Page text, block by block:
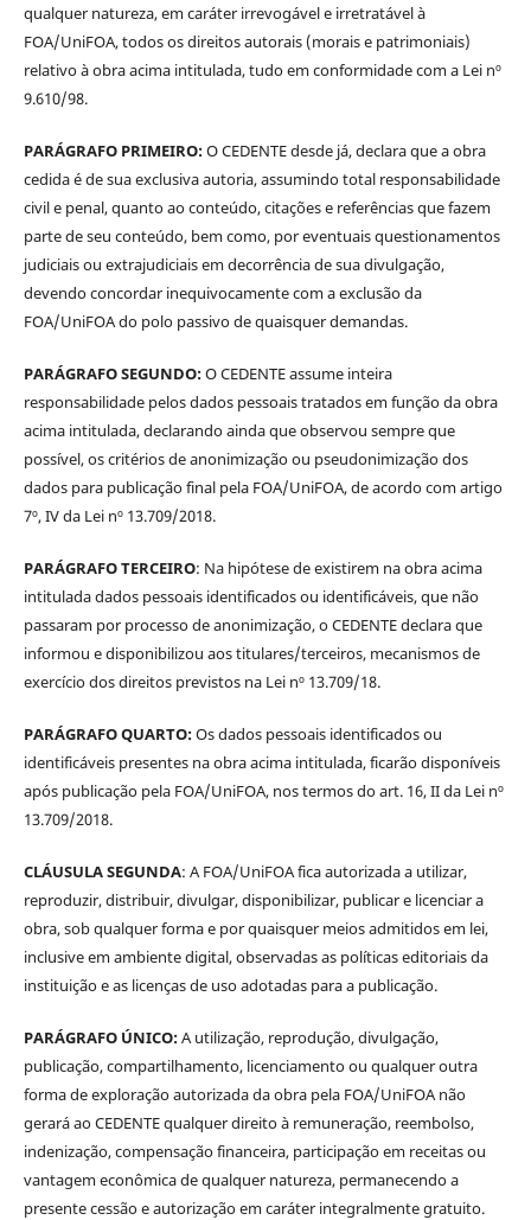
qualquer natureza, em caráter irrevogável e irretratável à
FOA/UniFOA, todos os direitos autorais (morais e patrimoniais)
relativo à obra acima intitulada, tudo em conformidade com a Lei nº
9.610/98.
PARÁGRAFO PRIMEIRO:O CEDENTE desde já, declara que a obra
cedida é de sua exclusiva autoria, assumindo total responsabilidade
civil e penal, quanto ao conteúdo, citações e referências que fazem
parte de seu conteúdo, bem como, por eventuais questionamentos
judiciais ou extrajudiciais em decorrência de sua divulgação,
devendo concordar inequivocamente com a exclusão da
FOA/UniFOA do polo passivo de quaisquer demandas.
PARÁGRAFO SEGUNDO:O CEDENTE assume inteira
responsabilidade pelos dados pessoais tratados em função da obra
acima intitulada, declarando ainda que observou sempre que
possível, os critérios de anonimização ou pseudonimização dos
dados para publicação final pela FOA/UniFOA, de acordo com artigo
7º, IV da Lei nº 13.709/2018.
PARÁGRAFO TERCEIRO: Na hipótese de existirem na obra acima
intitulada dados pessoais identificados ou identificáveis, que não
passaram por processo de anonimização, o CEDENTE declara que
informou e disponibilizou aos titulares/terceiros, mecanismos de
exercício dos direitos previstos na Lei nº 13.709/18.
PARÁGRAFO QUARTO:Os dados pessoais identificados ou
identificáveis presentes na obra acima intitulada, ficarão disponíveis
após publicação pela FOA/UniFOA, nos termos do art. 16, II da Lei nº
13.709/2018.
CLÁUSULA SEGUNDA: A FOA/UniFOA fica autorizada a utilizar,
reproduzir, distribuir, divulgar, disponibilizar, publicar e licenciar a
obra, sob qualquer forma e por quaisquer meios admitidos em lei,
inclusive em ambiente digital, observadas as políticas editoriais da
instituição e as licenças de uso adotadas para a publicação.
PARÁGRAFO ÚNICO:A utilização, reprodução, divulgação,
publicação, compartilhamento, licenciamento ou qualquer outra
forma de exploração autorizada da obra pela FOA/UniFOA não
gerará ao CEDENTE qualquer direito à remuneração, reembolso,
indenização, compensação financeira, participação em receitas ou
vantagem econômica de qualquer natureza, permanecendo a
presente cessão e autorização em caráter integralmente gratuito.